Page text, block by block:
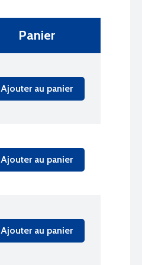
Panier
Ajouter au panier
Ajouter au panier
Ajouter au panier